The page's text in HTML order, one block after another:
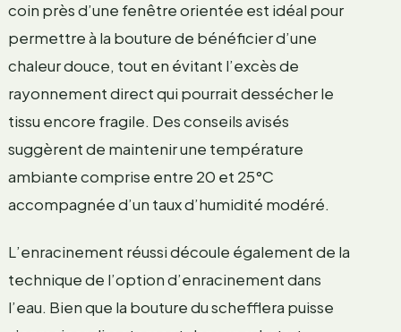
coin près d’une fenêtre orientée est idéal pour
permettre à la bouture de bénéficier d’une
chaleur douce, tout en évitant l’excès de
rayonnement direct qui pourrait dessécher le
tissu encore fragile. Des conseils avisés
suggèrent de maintenir une température
ambiante comprise entre 20 et 25°C
accompagnée d’un taux d’humidité modéré.
L’enracinement réussi découle également de la
technique de l’option d’enracinement dans
l’eau. Bien que la bouture du schefflera puisse